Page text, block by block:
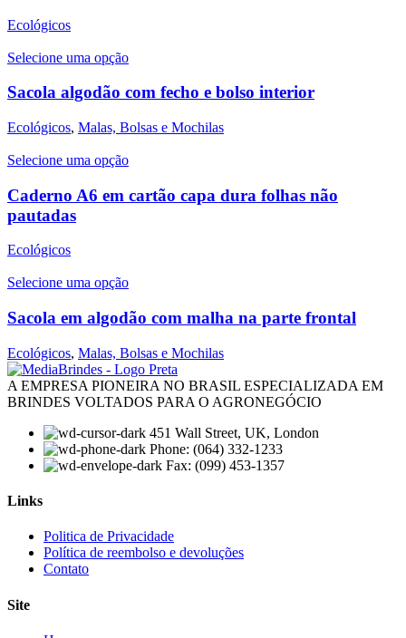
Ecológicos
Selecione uma opção
Sacola algodão com fecho e bolso interior
Ecológicos, Malas, Bolsas e Mochilas
Selecione uma opção
Caderno A6 em cartão capa dura folhas não
pautadas
Ecológicos
Selecione uma opção
Sacola em algodão com malha na parte frontal
Ecológicos, Malas, Bolsas e Mochilas
A EMPRESA PIONEIRA NO BRASIL ESPECIALIZADA EM
BRINDES VOLTADOS PARA O AGRONEGÓCIO
451 Wall Street, UK, London
Phone: (064) 332-1233
Fax: (099) 453-1357
Links
Menu
Politica de Privacidade
Política de reembolso e devoluções
Contato
Site